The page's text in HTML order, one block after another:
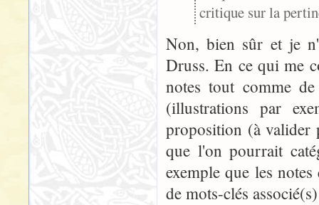
critique sur la
Non, bien sûr et je
Druss. En ce qui me
notes tout comme
(illustrations par
proposition (à valider
que l'on pourrait
exemple que les
de mots-clés